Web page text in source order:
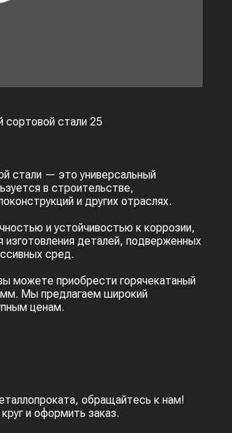
сортовой стали 25
стали — это универсальный
в строительстве,
и других отраслях.
и устойчивостью к коррозии,
деталей, подверженных
сред.
можете приобрести горячекатаный
Мы предлагаем широкий
ценам.
обращайтесь к нам!
и оформить заказ.